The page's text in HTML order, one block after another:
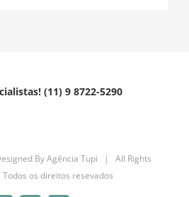
(11) 9 8722-5290
ByAgência Tupi | All Rights
os direitos resevados